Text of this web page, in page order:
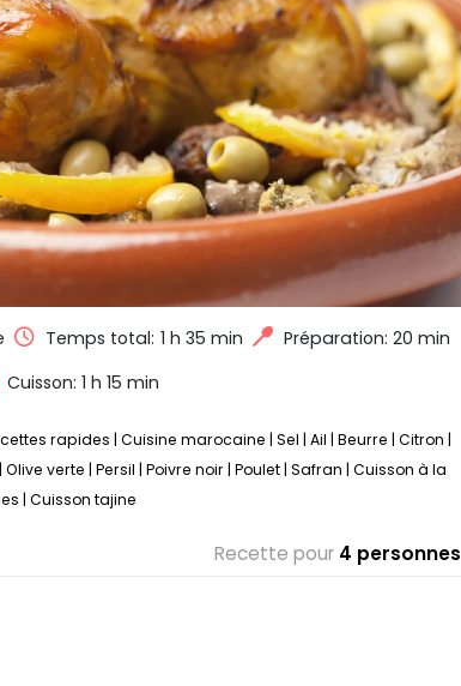
Temps total: 1 h 35 min
Préparation: 20 min
Cuisson: 1 h 15 min
rapides | Cuisine marocaine | Sel | Ail | Beurre | Citron |
| Olive verte | Persil | Poivre noir | Poulet | Safran | Cuisson à la
| Cuisson tajine
Recette pour 4 personnes